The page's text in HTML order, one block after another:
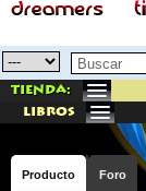
Tienda:
libros
Producto Foro